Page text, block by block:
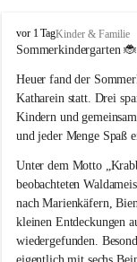
T
r
g
ö
ß
-
t
.
a
t
h
vor 1 TagKinder & Familie
Sommerkindergarten
Heuer fand der
Katharein statt. Drei
Kindern und
und jeder Menge Spaß
Unter dem Motto
beobachteten
nach Marienkäfern,
kleinen Entdeckungen
wiedergefunden.